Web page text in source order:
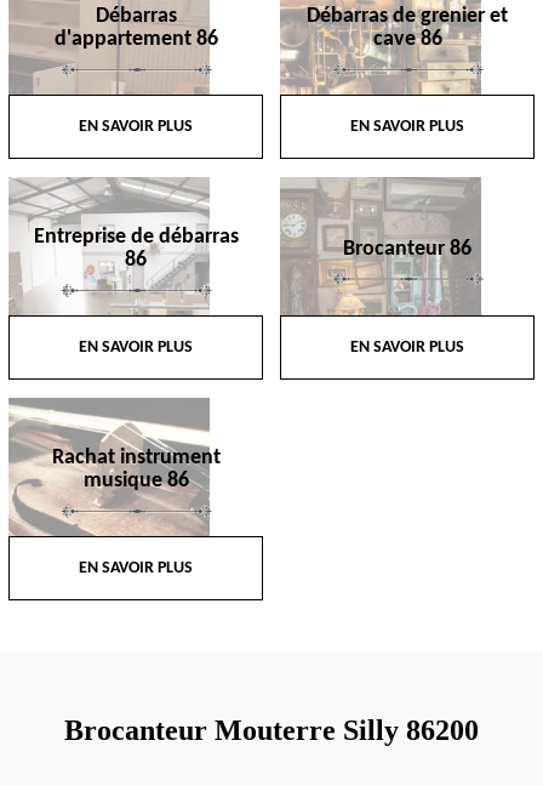
Débarras
d'appartement 86
EN SAVOIR PLUS
Débarras de grenier et
cave 86
EN SAVOIR PLUS
Entreprise de débarras
86
EN SAVOIR PLUS
Brocanteur 86
EN SAVOIR PLUS
Rachat instrument
musique 86
EN SAVOIR PLUS
Brocanteur Mouterre Silly 86200